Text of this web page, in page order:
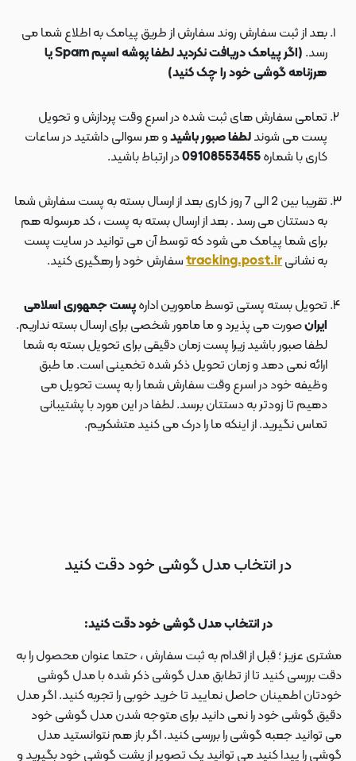
بعد از ثبت سفارش روند سفارش از طریق پیامک به اطلاع شما می
رسد.
(اگر پیامک دریافت نکردید لطفا پوشه اسپم Spam یا
هرزنامه گوشی خود را چک کنید)
تمامی سفارش های ثبت شده در اسرع وقت پردازش و تحویل
پست می شوندلطفا صبور باشیدو هر سوالی داشتید در ساعات
کاری با شماره
در ارتباط باشید.
تقریبا بین 2 الی 7 روز کاری بعد از ارسال بسته به پست سفارش شما
به دستتان می رسد . بعد از ارسال بسته به پست ، کد مرسوله هم
برای شما پیامک می شود که توسط آن می توانید در سایت پست
به نشانیtracking.post.irسفارش خود را رهگیری کنید.
تحویل بسته پستی توسط مامورین ادارهپست جمهوری اسلامی
ایرانصورت می پذیرد و ما مامور شخصی برای ارسال بسته نداریم.
لطفا صبور باشید زیرا پست زمان دقیقی برای تحویل بسته به شما
ارائه نمی دهد و زمان تحویل ذکر شده تخمینی است. ما طبق
وظیفه خود در اسرع وقت سفارش شما را به پست تحویل می
دهیم تا زودتر به دستتان برسد. لطفا در این مورد با پشتیبانی
تماس نگیرید. از اینکه ما را درک می کنید متشکریم.
در انتخاب مدل گوشی خود دقت کنید
در انتخاب مدل گوشی خود دقت کنید:
مشتری عزیز ؛ قبل از اقدام به ثبت سفارش ، حتما عنوان محصول را به
دقت بررسی کنید تا از تطابق مدل گوشی ذکر شده با مدل گوشی
خودتان اطمینان حاصل نمایید تا خرید خوبی را تجربه کنید. اگر مدل
دقیق گوشی خود را نمی دانید برای متوجه شدن مدل گوشی خود
می توانید جعبه گوشی را بررسی کنید. اگر باز هم نتوانستید مدل
گوشی را پیدا کنید می توانید یک تصویر از پشت گوشی خود بگیرید و